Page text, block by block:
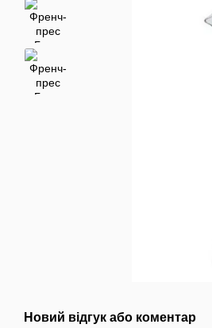
Новий відгук або коментар